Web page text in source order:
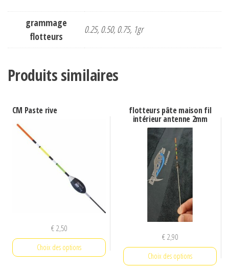
grammage
flotteurs
0.25, 0.50, 0.75, 1gr
Produits similaires
CM Paste rive
€2,50
Choix des options
flotteurs pâte maison fil
intérieur antenne 2mm
€2,90
Choix des options